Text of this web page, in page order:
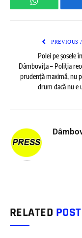
WhatsApp
PREVIOUS
Polei pe șosele
Dâmbovița – Poliția
prudență maximă, nu
drum dacă nu e
RELATED